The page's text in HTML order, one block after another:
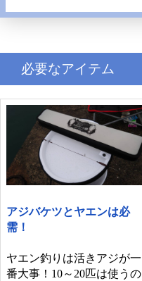
必要なアイテム
アジバケツとヤエンは必
需！
ヤエン釣りは活きアジが一
番大事！10～20匹は使うの